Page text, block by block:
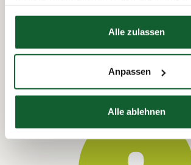
Datenschutzerklärung
Hier finden Sie unser
Alle zulassen
Anpassen
Alle ablehnen
Termin vereinbaren